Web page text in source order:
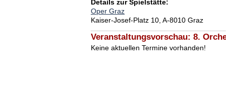
Details zur Spielstätte:
Oper Graz
Kaiser-Josef-Platz 10, A-8010 Graz
Veranstaltungsvorschau: 8.
Keine aktuellen Termine vorhanden!